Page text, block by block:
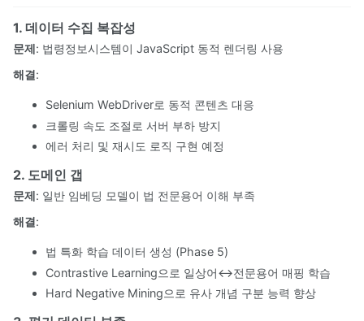
1. 데이터 수집 복잡성
문제: 법령정보시스템이 JavaScript 동적 렌더링 사용
해결:
Selenium WebDriver로 동적 콘텐츠 대응
크롤링 속도 조절로 서버 부하 방지
에러 처리 및 재시도 로직 구현 예정
2. 도메인 갭
문제: 일반 임베딩 모델이 법 전문용어 이해 부족
해결:
법 특화 학습 데이터 생성 (Phase 5)
Contrastive Learning으로 일상어↔전문용어 매핑 학습
Hard Negative Mining으로 유사 개념 구분 능력 향상